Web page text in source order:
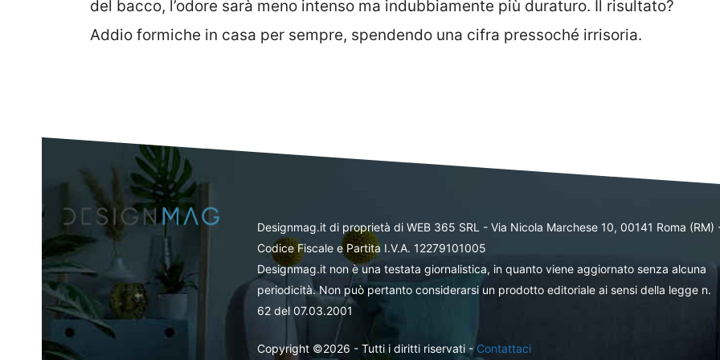
del bacco, l’odore sarà meno intenso ma indubbiamente più duraturo. Il risultato?
Addio formiche in casa per sempre, spendendo una cifra pressoché irrisoria.
Designmag.it di proprietà di WEB 365 SRL - Via Nicola Marchese 10, 00141 Roma (RM)
Codice Fiscale e Partita I.V.A. 12279101005
Designmag.it non è una testata giornalistica, in quanto viene aggiornato senza alcuna
periodicità. Non può pertanto considerarsi un prodotto editoriale ai sensi della legge n.
62 del 07.03.2001
Copyright ©2026 - Tutti i diritti riservati -Contattaci